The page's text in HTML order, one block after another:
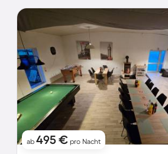
ab 495 € pro Nacht